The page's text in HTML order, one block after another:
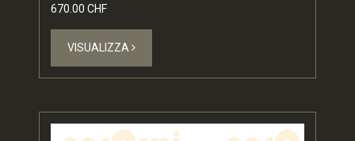
670.00 CHF
VISUALIZZA